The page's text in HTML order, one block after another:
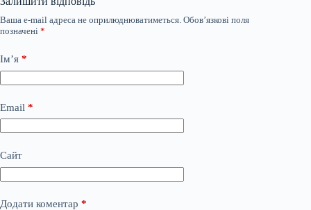
Ваша e-mail адреса не оприлюднюватиметься. Обов’язкові поля
позначені *
Ім’я *
Email *
Сайт
Додати коментар *